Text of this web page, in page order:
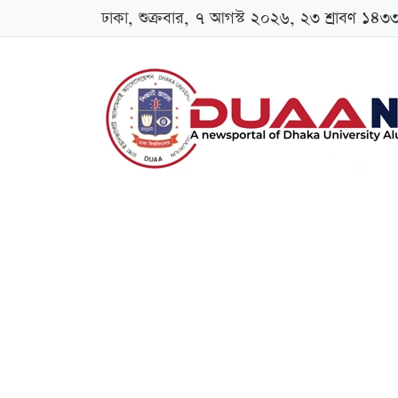
ঢাকা, শুক্রবার, ৭ আগস্ট ২০২৬, ২৩ শ্রাবণ